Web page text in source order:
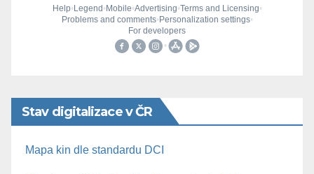
Stav digitalizace v ČR
Mapa kin dle standardu DCI